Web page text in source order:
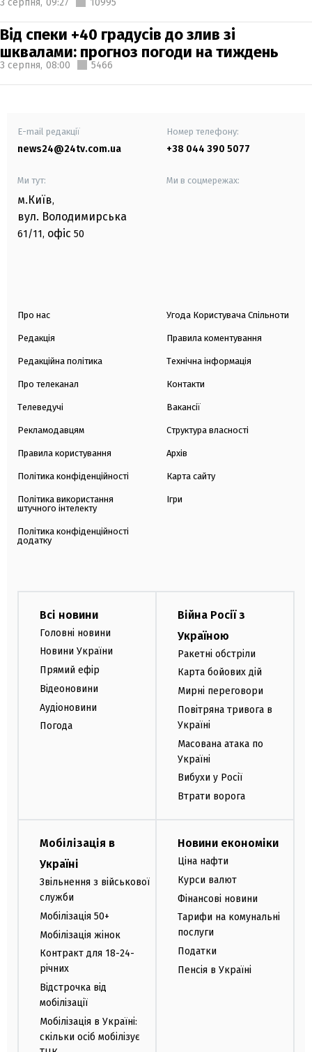
Від спеки +40 градусів до злив зі
шквалами: прогноз погоди на тиждень
3 серпня, 08:00 5466
E-mail редакції
news24@24tv.com.ua
Номер телефону:
+38 044 390 5077
Ми тут:
м.Київ,
вул. Володимирська
61/11, офіс 50
Ми в соцмережах:
Про нас
Редакція
Редакційна політика
Про телеканал
Телеведучі
Рекламодавцям
Правила користування
Політика конфіденційності
Політика використання
штучного інтелекту
Політика конфіденційності
додатку
Угода Користувача Спільноти
Правила коментування
Технічна інформація
Контакти
Вакансії
Структура власності
Архів
Карта сайту
Ігри
Всі новини
Головні новини
Новини України
Прямий ефір
Відеоновини
Аудіоновини
Погода
Війна Росії з
Україною
Ракетні обстріли
Карта бойових дій
Мирні переговори
Повітряна тривога в
Україні
Масована атака по
Україні
Вибухи у Росії
Втрати ворога
Мобілізація в
Україні
Звільнення з військової
служби
Мобілізація 50+
Мобілізація жінок
Контракт для 18-24-
річних
Відстрочка від
мобілізації
Мобілізація в Україні:
скільки осіб мобілізує
Новини економіки
Ціна нафти
Курси валют
Фінансові новини
Тарифи на комунальні
послуги
Податки
Пенсія в Україні